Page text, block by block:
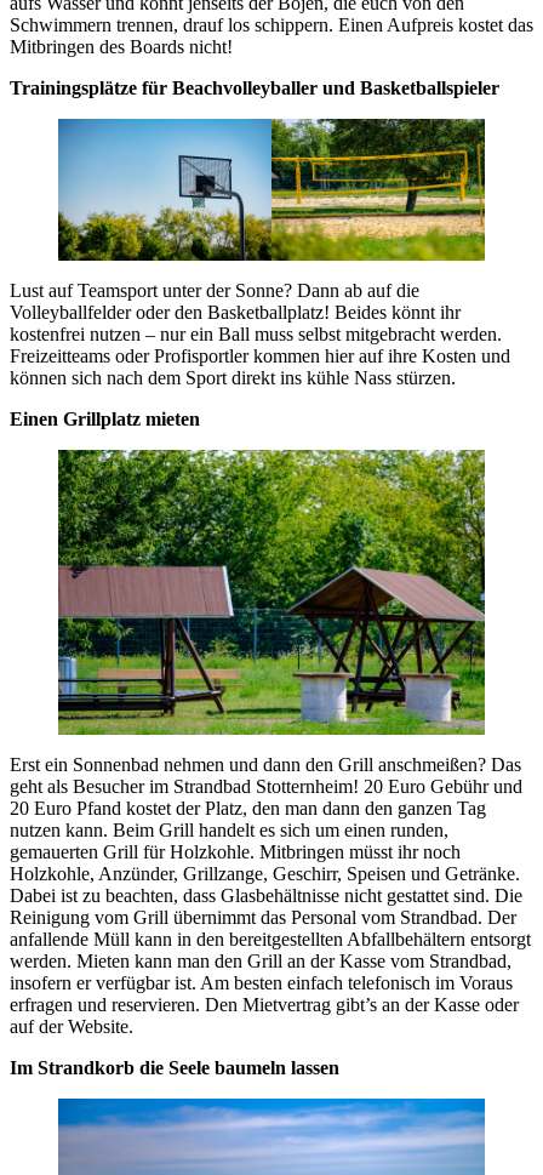
Schwimmern trennen, drauf los schippern. Einen Aufpreis kostet das
Mitbringen des Boards nicht!
Trainingsplätze für Beachvolleyballer und Basketballspieler
Lust auf Teamsport unter der Sonne? Dann ab auf die
Volleyballfelder oder den Basketballplatz! Beides könnt ihr
kostenfrei nutzen – nur ein Ball muss selbst mitgebracht werden.
Freizeitteams oder Profisportler kommen hier auf ihre Kosten und
können sich nach dem Sport direkt ins kühle Nass stürzen.
Einen Grillplatz mieten
Erst ein Sonnenbad nehmen und dann den Grill anschmeißen? Das
geht als Besucher im Strandbad Stotternheim! 20 Euro Gebühr und
20 Euro Pfand kostet der Platz, den man dann den ganzen Tag
nutzen kann. Beim Grill handelt es sich um einen runden,
gemauerten Grill für Holzkohle. Mitbringen müsst ihr noch
Holzkohle, Anzünder, Grillzange, Geschirr, Speisen und Getränke.
Dabei ist zu beachten, dass Glasbehältnisse nicht gestattet sind. Die
Reinigung vom Grill übernimmt das Personal vom Strandbad. Der
anfallende Müll kann in den bereitgestellten Abfallbehältern entsorgt
werden. Mieten kann man den Grill an der Kasse vom Strandbad,
insofern er verfügbar ist. Am besten einfach telefonisch im Voraus
erfragen und reservieren. Den Mietvertrag gibt’s an der Kasse oder
auf der Website.
Im Strandkorb die Seele baumeln lassen